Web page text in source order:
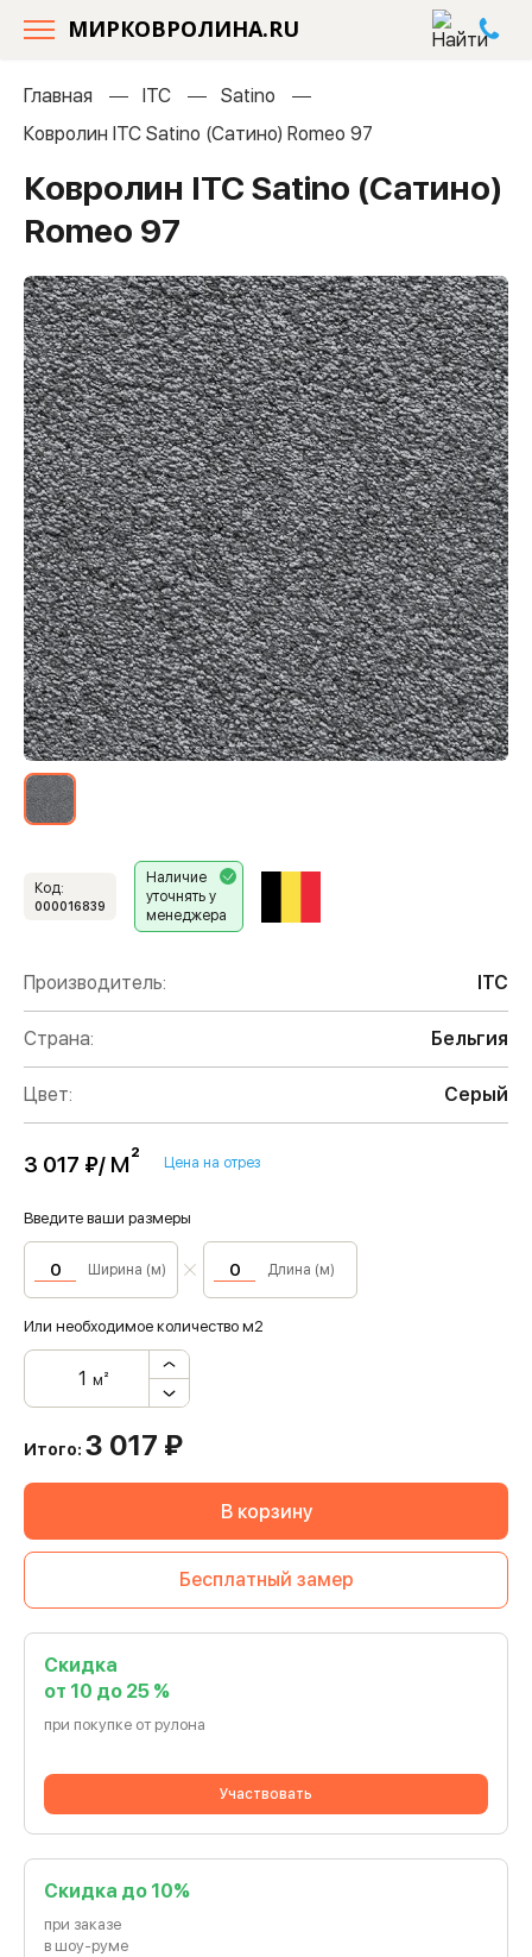
МИРКОВРОЛИНА.RU
Главная ITC
Satino
Ковролин ITC Satino (Сатино) Romeo 97
Ковролин ITC Satino (Сатино)
Romeo 97
Код:
000016839
Наличие
уточнять у
менеджера
Производитель: ITC
Страна: Бельгия
Цвет: Серый
3 017 ₽/ м² Цена на отрез
Введите ваши размеры
Ширина (м) Длина (м)
Или необходимое количество м2
м²
Итого: 3 017 ₽
В корзину
Бесплатный замер
Скидка
от 10 до 25 %
при покупке от рулона
Участвовать
Cкидка до 10%
при заказе
в шоу-руме